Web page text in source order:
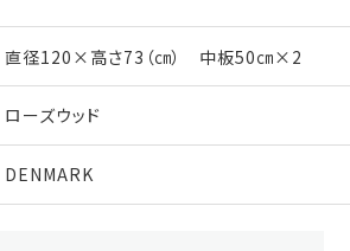
直径120×高さ73（㎝） 中板50㎝×2
ローズウッド
DENMARK